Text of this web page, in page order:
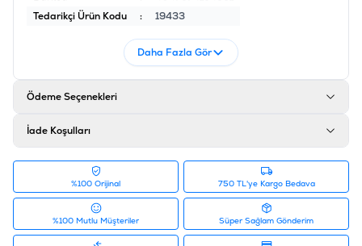
Tedarikçi Ürün Kodu
: 19433
Daha Fazla Gör
Ödeme Seçenekleri
İade Koşulları
%100 Orijinal 750 TL'ye Kargo Bedava
%100 Mutlu Müşteriler Süper Sağlam Gönderim